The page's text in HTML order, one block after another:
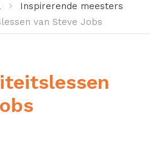
Inspirerende meesters
van Steve Jobs